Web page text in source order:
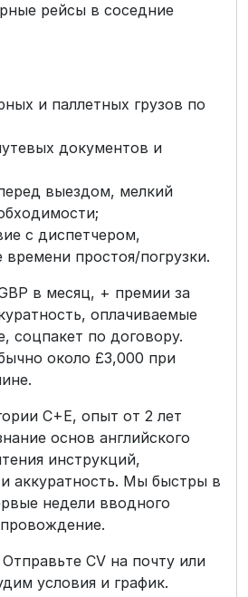
рейсы в соседние
и паллетных грузов по
документов и
выездом, мелкий
с диспетчером,
времени простоя/погрузки.
в месяц, + премии за
оплачиваемые
соцпакет по договору.
около £3,000 при
C+E, опыт от 2 лет
основ английского
инструкций,
аккуратность. Мы быстры в
недели вводного
CV на почту или
условия и график.